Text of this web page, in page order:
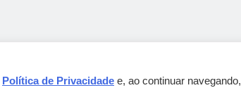
Gebbeg Powered ByBlazeThemes
Política de Privacidade e, ao continuar navegando,